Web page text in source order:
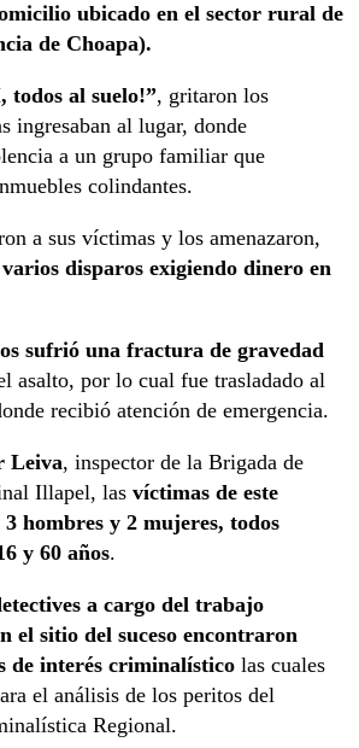
ubicado en el sector rural de
de Choapa).
todos al suelo!”, gritaron los
ingresaban al lugar, donde
a un grupo familiar que
colindantes.
a sus víctimas y los amenazaron,
disparos exigiendo dinero en
sufrió una fractura de gravedad
asalto, por lo cual fue trasladado al
recibió atención de emergencia.
Leiva, inspector de la Brigada de
Illapel, las víctimas de este
hombres y 2 mujeres, todos
y 60 años.
a cargo del trabajo
el sitio del suceso encontraron
de interés criminalístico las cuales
el análisis de los peritos del
Regional.